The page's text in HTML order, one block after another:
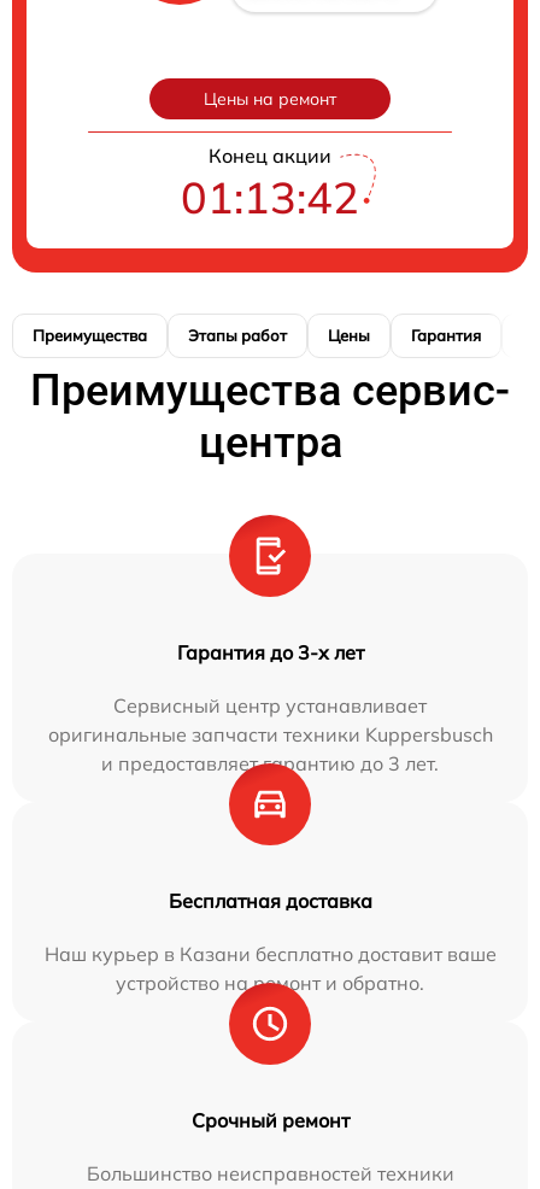
Цены на ремонт
Конец акции
01:13:41
Преимущества Этапы работ Цены Гарантия
Преимущества сервис-
центра
Гарантия до 3-х лет
Сервисный центр устанавливает
оригинальные запчасти техники Kuppersbusch
и предоставляет гарантию до 3 лет.
Бесплатная доставка
Наш курьер в Казани бесплатно доставит ваше
устройство на ремонт и обратно.
Срочный ремонт
Большинство неисправностей техники